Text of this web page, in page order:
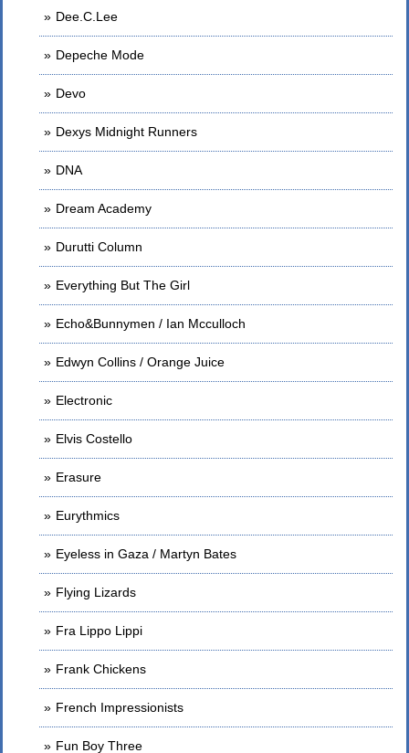
Dee.C.Lee
Depeche Mode
Devo
Dexys Midnight Runners
DNA
Dream Academy
Durutti Column
Everything But The Girl
Echo&Bunnymen / Ian Mcculloch
Edwyn Collins / Orange Juice
Electronic
Elvis Costello
Erasure
Eurythmics
Eyeless in Gaza / Martyn Bates
Flying Lizards
Fra Lippo Lippi
Frank Chickens
French Impressionists
Fun Boy Three